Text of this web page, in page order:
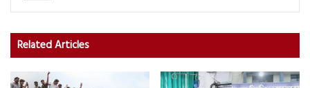
Related Articles